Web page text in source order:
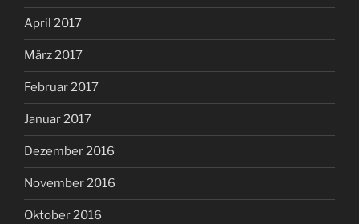
April 2017
März 2017
Februar 2017
Januar 2017
Dezember 2016
November 2016
Oktober 2016